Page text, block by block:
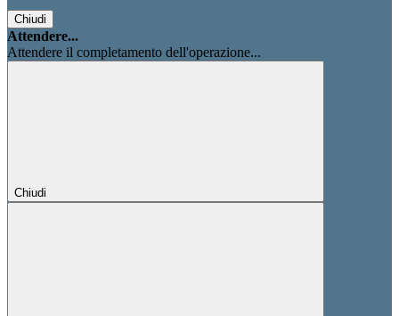
Chiudi
Attendere...
Attendere il completamento dell'operazione...
Chiudi